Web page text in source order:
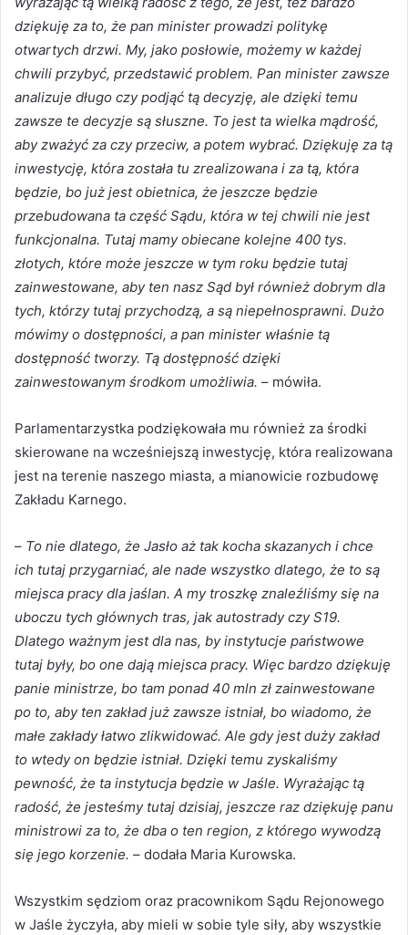
dziękuję za to, że pan minister prowadzi politykę
otwartych drzwi. My, jako posłowie, możemy w każdej
chwili przybyć, przedstawić problem. Pan minister zawsze
analizuje długo czy podjąć tą decyzję, ale dzięki temu
zawsze te decyzje są słuszne. To jest ta wielka mądrość,
aby zważyć za czy przeciw, a potem wybrać. Dziękuję za tą
inwestycję, która została tu zrealizowana i za tą, która
będzie, bo już jest obietnica, że jeszcze będzie
przebudowana ta część Sądu, która w tej chwili nie jest
funkcjonalna. Tutaj mamy obiecane kolejne 400 tys.
złotych, które może jeszcze w tym roku będzie tutaj
zainwestowane, aby ten nasz Sąd był również dobrym dla
tych, którzy tutaj przychodzą, a są niepełnosprawni. Dużo
mówimy o dostępności, a pan minister właśnie tą
dostępność tworzy. Tą dostępność dzięki
zainwestowanym środkom umożliwia. – mówiła.
Parlamentarzystka podziękowała mu również za środki
skierowane na wcześniejszą inwestycję, która realizowana
jest na terenie naszego miasta, a mianowicie rozbudowę
Zakładu Karnego.
– To nie dlatego, że Jasło aż tak kocha skazanych i chce
ich tutaj przygarniać, ale nade wszystko dlatego, że to są
miejsca pracy dla jaślan. A my troszkę znaleźliśmy się na
uboczu tych głównych tras, jak autostrady czy S19.
Dlatego ważnym jest dla nas, by instytucje państwowe
tutaj były, bo one dają miejsca pracy. Więc bardzo dziękuję
panie ministrze, bo tam ponad 40 mln zł zainwestowane
po to, aby ten zakład już zawsze istniał, bo wiadomo, że
małe zakłady łatwo zlikwidować. Ale gdy jest duży zakład
to wtedy on będzie istniał. Dzięki temu zyskaliśmy
pewność, że ta instytucja będzie w Jaśle. Wyrażając tą
radość, że jesteśmy tutaj dzisiaj, jeszcze raz dziękuję panu
ministrowi za to, że dba o ten region, z którego wywodzą
się jego korzenie. – dodała Maria Kurowska.
Wszystkim sędziom oraz pracownikom Sądu Rejonowego
w Jaśle życzyła, aby mieli w sobie tyle siły, aby wszystkie